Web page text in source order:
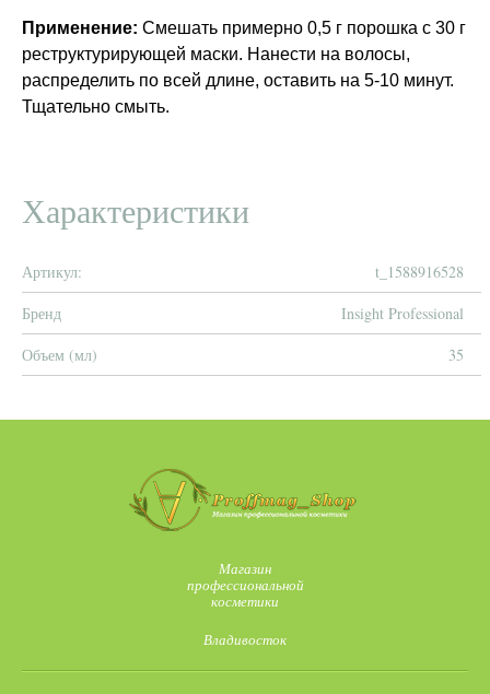
Применение: Смешать примерно 0,5 г порошка с 30 г
реструктурирующей маски. Нанести на волосы,
распределить по всей длине, оставить на 5-10 минут.
Тщательно смыть.
Характеристики
Артикул:
t_1588916528
Бренд
Insight Professional
Объем (мл)
35
Магазин
профессиональной
косметики
Владивосток